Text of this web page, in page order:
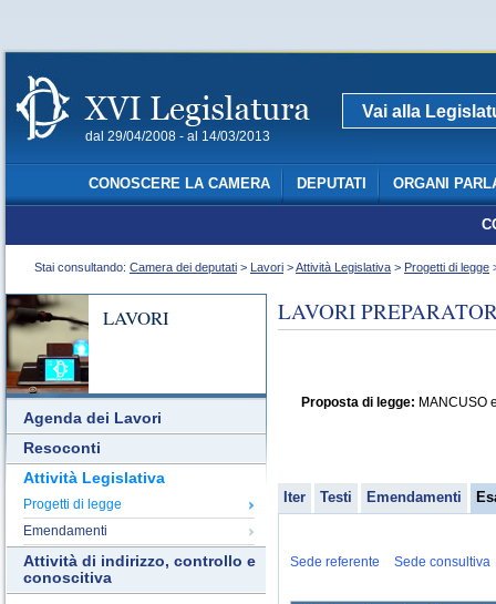
dal 29/04/2008 - al 14/03/2013
Vai alla
CONOSCERE LA CAMERA DEPUTATI ORGANI
Stai consultando: Camera dei deputati > Lavori >Attività Legislativa > Progetti di legge
LAVORI
Agenda dei Lavori
Resoconti
Attività Legislativa
Progetti di legge
Emendamenti
Attività di indirizzo, controllo e
conoscitiva
LAVORI
Proposta di legge: MANCUSO
Iter Testi Emendamenti
Sede referente Sede consultiva